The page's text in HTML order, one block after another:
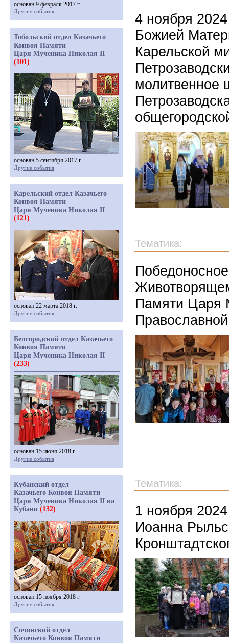
4 ноября
Божией
Карельской
молитвенное
Тематика:
Памяти Царя
Тематика:
1 ноября
Иоанна
основан 9 февраля 2017 г.
Другие события
Тобольский отдел Казачьего
Конвоя Памяти
Царя Мученика Николая II
(101)
основан 5 сентября 2017 г.
Другие события
Карельский отдел Казачьего
Конвоя Памяти
Царя Мученика Николая II
(121)
основан 22 марта 2018 г.
Другие события
Белгородский отдел Казачьего
Конвоя Памяти
Царя Мученика Николая II
(233)
основан 15 июня 2018 г.
Другие события
Кубанский отдел
Казачьего Конвоя Памяти
Царя Мученика Николая II на
Кубани (132)
основан 15 ноября 2018 г.
Другие события
Сочинский отдел
Казачьего Конвоя Памяти